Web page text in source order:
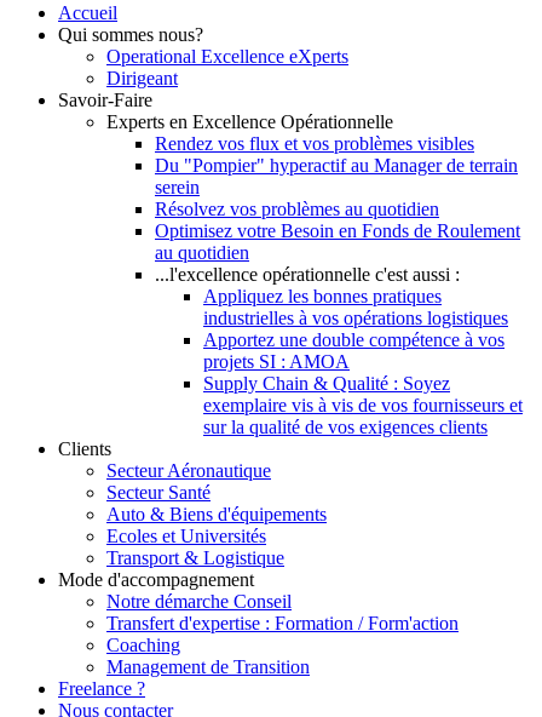
Accueil
Qui sommes nous?
Operational Excellence eXperts
Dirigeant
Savoir-Faire
Experts en Excellence Opérationnelle
Rendez vos flux et vos problèmes visibles
Du "Pompier" hyperactif au Manager de terrain
serein
Résolvez vos problèmes au quotidien
Optimisez votre Besoin en Fonds de Roulement
au quotidien
...l'excellence opérationnelle c'est aussi :
Appliquez les bonnes pratiques
industrielles à vos opérations logistiques
Apportez une double compétence à vos
projets SI : AMOA
Supply Chain & Qualité : Soyez
exemplaire vis à vis de vos fournisseurs et
sur la qualité de vos exigences clients
Clients
Secteur Aéronautique
Secteur Santé
Auto & Biens d'équipements
Ecoles et Universités
Transport & Logistique
Mode d'accompagnement
Notre démarche Conseil
Transfert d'expertise : Formation / Form'action
Coaching
Management de Transition
Freelance ?
Nous contacter